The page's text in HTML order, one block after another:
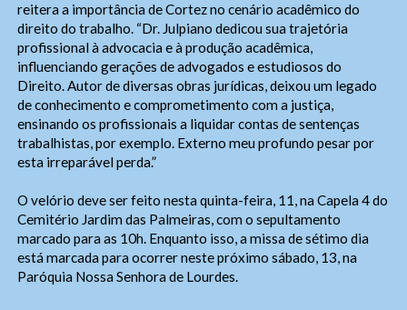
reitera a importância de Cortez no cenário acadêmico do
direito do trabalho. “Dr. Julpiano dedicou sua trajetória
profissional à advocacia e à produção acadêmica,
influenciando gerações de advogados e estudiosos do
Direito. Autor de diversas obras jurídicas, deixou um legado
de conhecimento e comprometimento com a justiça,
ensinando os profissionais a liquidar contas de sentenças
trabalhistas, por exemplo. Externo meu profundo pesar por
esta irreparável perda.”
O velório deve ser feito nesta quinta-feira, 11, na Capela 4 do
Cemitério Jardim das Palmeiras, com o sepultamento
marcado para as 10h. Enquanto isso, a missa de sétimo dia
está marcada para ocorrer neste próximo sábado, 13, na
Paróquia Nossa Senhora de Lourdes.
Ouvidoria Geral